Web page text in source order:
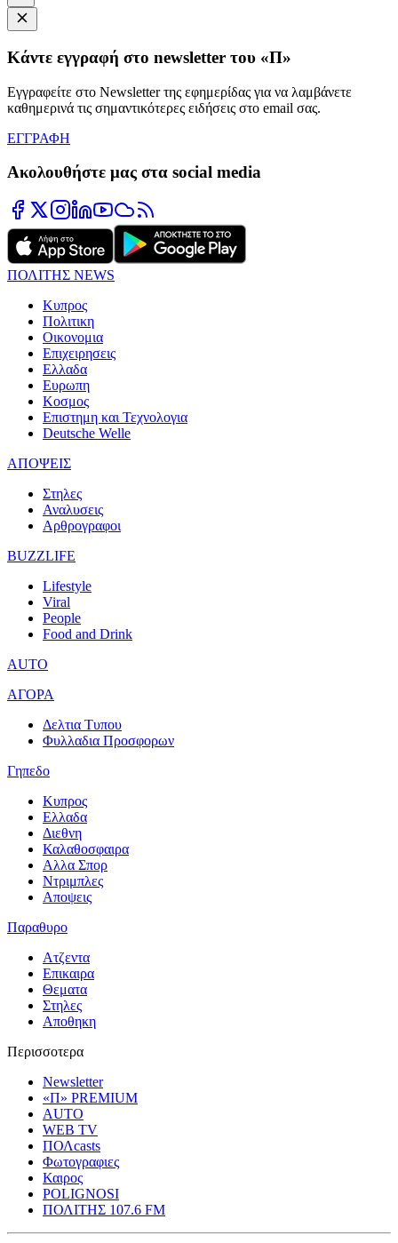
Κάντε εγγραφή στο newsletter του «Π»
Εγγραφείτε στο Newsletter της εφημερίδας για να λαμβάνετε
καθημερινά τις σημαντικότερες ειδήσεις στο email σας.
ΕΓΓΡΑΦΗ
Ακολουθήστε μας στα social media
ΠΟΛΙΤΗΣ NEWS
Κυπρος
Πολιτικη
Οικονομια
Επιχειρησεις
Ελλαδα
Ευρωπη
Κοσμος
Επιστημη και Τεχνολογια
Deutsche Welle
ΑΠΟΨΕΙΣ
Στηλες
Αναλυσεις
Αρθρογραφοι
BUZZLIFE
Lifestyle
Viral
People
Food and Drink
AUTO
ΑΓΟΡΑ
Δελτια Τυπου
Φυλλαδια Προσφορων
Γηπεδο
Κυπρος
Ελλαδα
Διεθνη
Καλαθοσφαιρα
Αλλα Σπορ
Ντριμπλες
Αποψεις
Παραθυρο
Ατζεντα
Επικαιρα
Θεματα
Στηλες
Αποθηκη
Περισσοτερα
Newsletter
«Π» PREMIUM
AUTO
WEB TV
ΠΟΛcasts
Φωτογραφιες
Καιρος
POLIGNOSI
ΠΟΛΙΤΗΣ 107.6 FM